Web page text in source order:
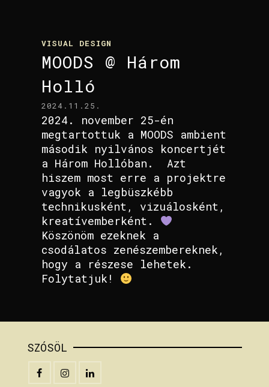
VISUAL DESIGN
MOODS @ Három
Holló
2024.11.25.
2024. november 25-én
megtartottuk a MOODS ambient
második nyilvános koncertjét
a Három Hollóban. Azt
hiszem most erre a projektre
vagyok a legbüszkébb
technikusként, vizuálosként,
kreatívemberként.
Köszönöm ezeknek a
csodálatos zenészembereknek,
hogy a részese lehetek.
Folytatjuk!
SZÓSÖL